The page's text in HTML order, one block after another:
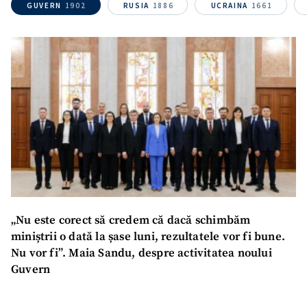
GUVERN 1902 RUSIA 1886 UCRAINA 1661
„Nu este corect să credem că dacă schimbăm
miniștrii o dată la șase luni, rezultatele vor fi bune.
Nu vor fi”. Maia Sandu, despre activitatea noului
Guvern
Sursă anonimă
Nume+ Numele meu
Email+ Emailul meu
Telefon
+ Telefon personal
acord cu politica de
confidențialitate .